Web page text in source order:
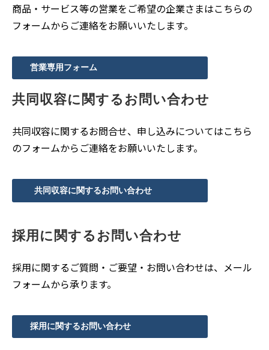
商品・サービス等の営業をご希望の企業さまはこちらの
フォームからご連絡をお願いいたします。
営業専用フォーム
共同収容に関するお問い合わせ
共同収容に関するお問合せ、申し込みについてはこちら
のフォームからご連絡をお願いいたします。
共同収容に関するお問い合わせ
採用に関するお問い合わせ
採用に関するご質問・ご要望・お問い合わせは、メール
フォームから承ります。
採用に関するお問い合わせ